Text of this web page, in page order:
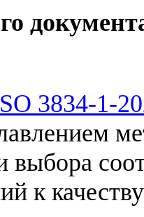
3834-1-
выбора
к качеству